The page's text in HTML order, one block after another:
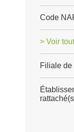
Code
> Voir
Filiale de